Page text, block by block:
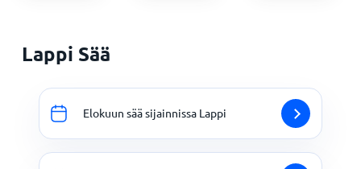
Lappi Sää
Elokuun sää sijainnissa Lappi